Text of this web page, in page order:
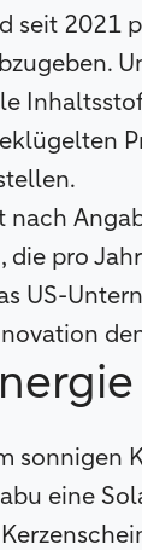
seit 2021
nach
die pro
US-
sonnigen
eine